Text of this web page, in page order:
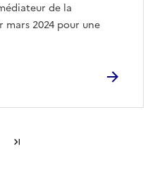
de la
2024 pour une
Page suivante